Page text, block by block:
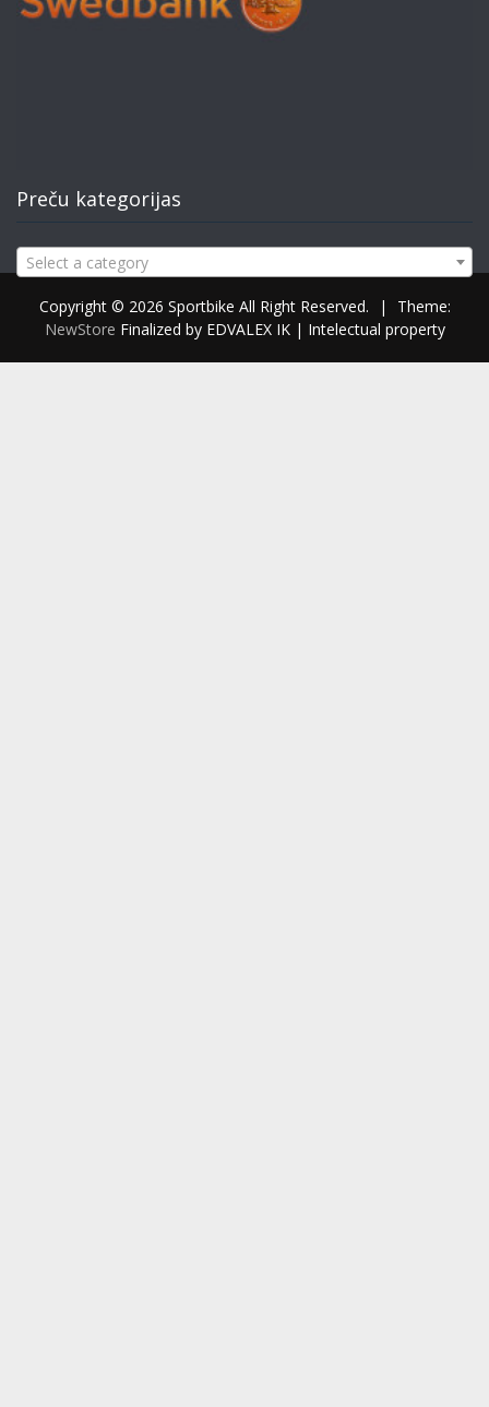
Preču kategorijas
Select a category
Copyright © 2026 Sportbike All Right Reserved. |
Theme:
NewStore Finalized by EDVALEX IK | Intelectual property